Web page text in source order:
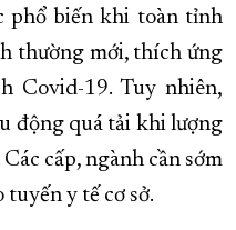
phổ biến khi toàn tỉnh
thường mới, thích ứng
Covid-19. Tuy nhiên,
động quá tải khi lượng
cấp, ngành cần sớm
tuyến y tế cơ sở.